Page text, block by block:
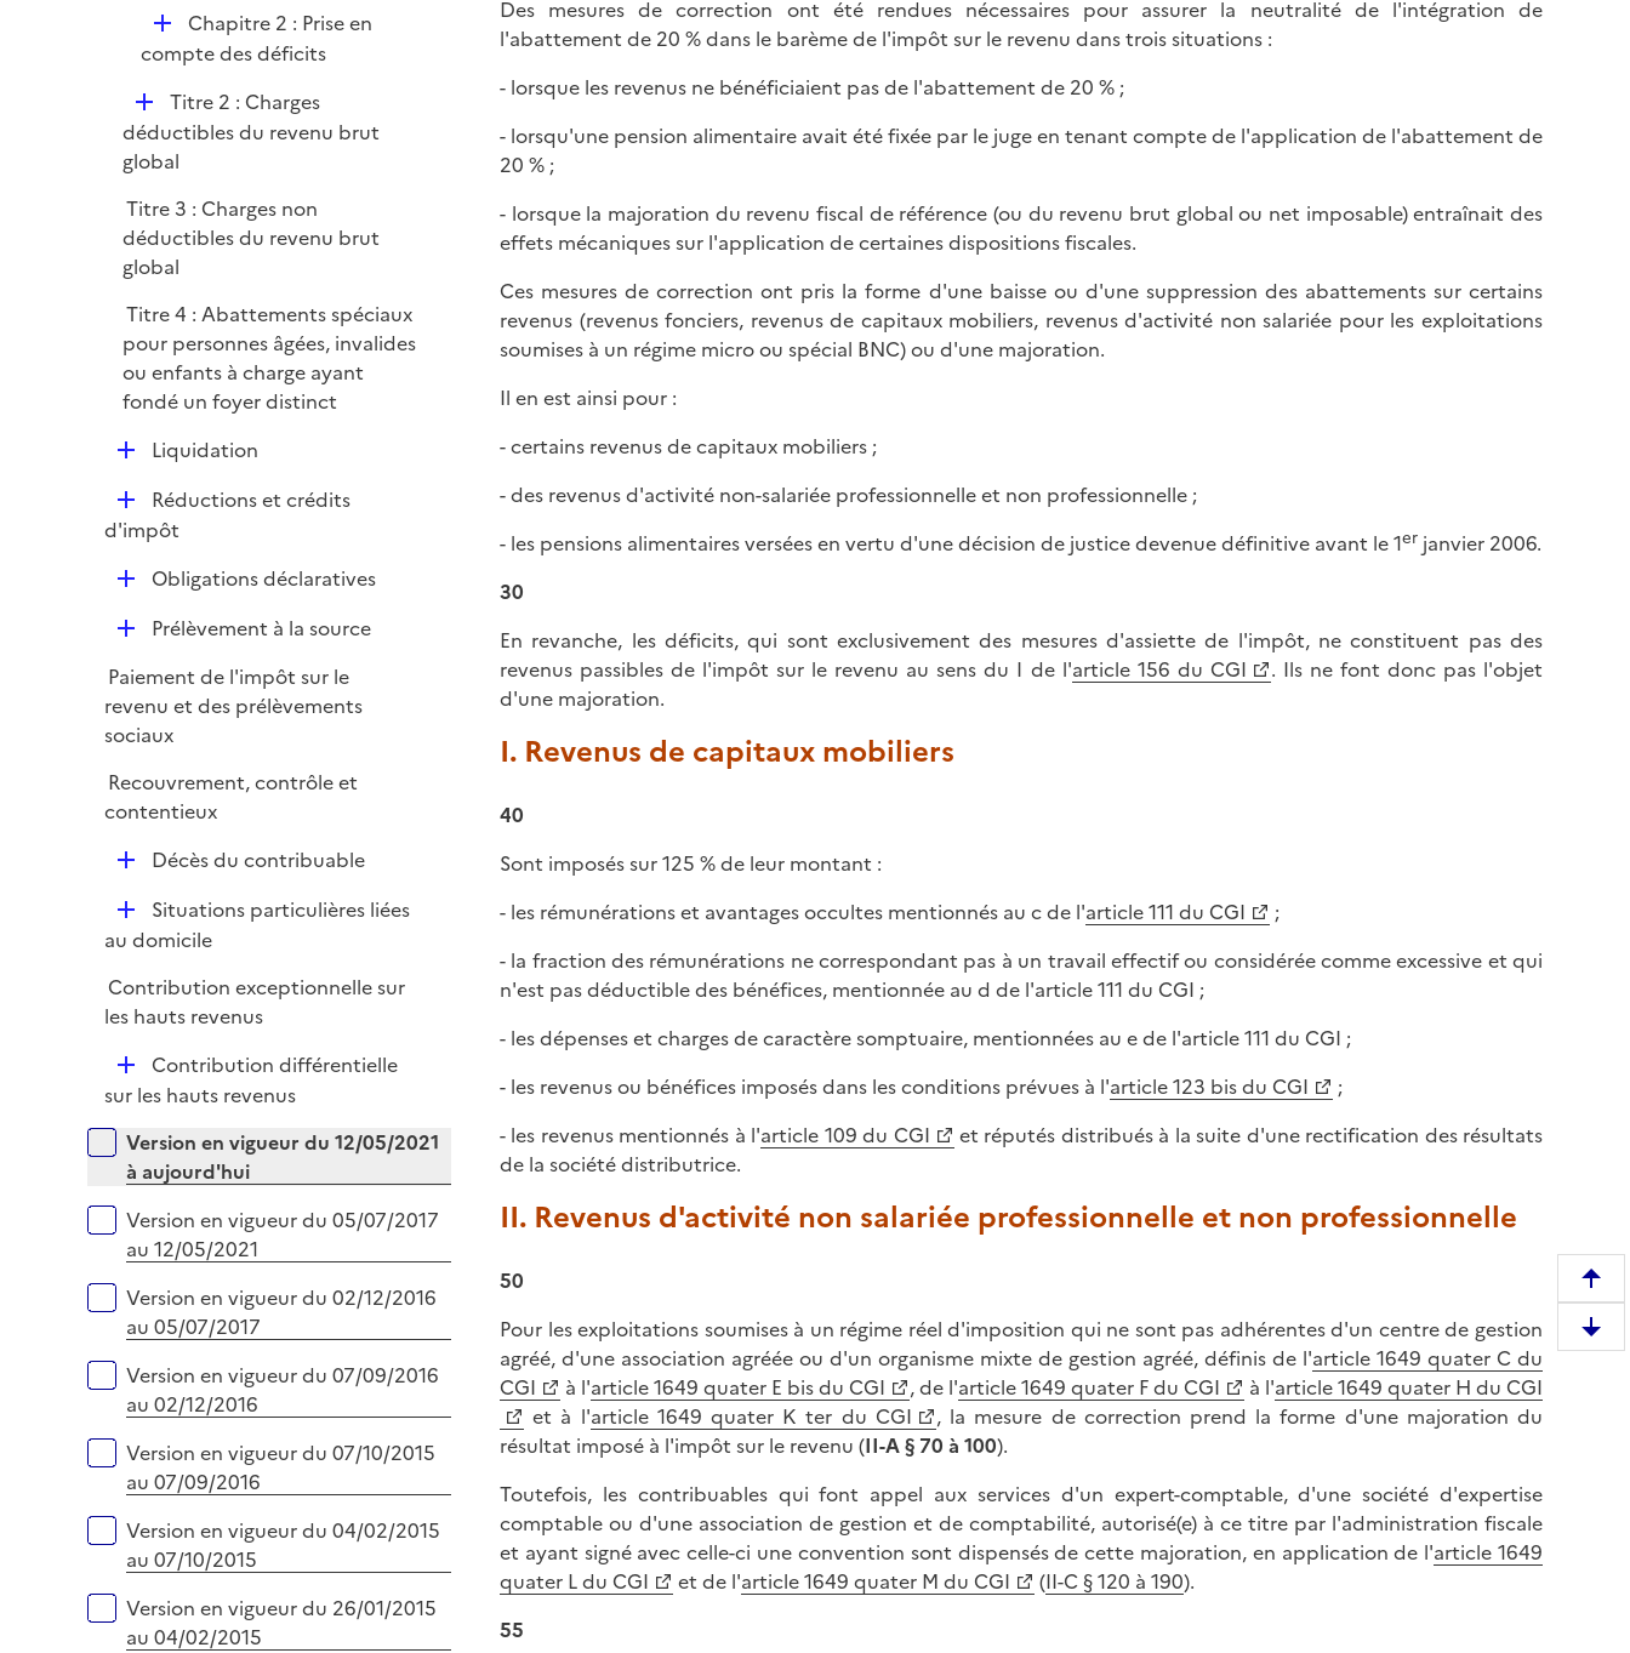
D
é
l
i
e
r
Chapitre 2 : Prise en
compte des déficits
D
é
p
i
e
r
Titre 2 : Charges
déductibles du revenu brut
global
Titre 3 : Charges non
déductibles du revenu brut
global
Titre 4 : Abattements spéciaux
pour personnes âgées, invalides
ou enfants à charge ayant
fondé un foyer distinct
D
l
Liquidation
D
é
r
Réductions et crédits
d'impôt
D
i
e
r
Obligations déclaratives
D
p
l
i
e
r
Prélèvement à la source
Paiement de l'impôt sur le
revenu et des prélèvements
sociaux
Recouvrement, contrôle et
contentieux
D
l
e
r
Décès du contribuable
D
é
l
i
r
Situations particulières liées
au domicile
Contribution exceptionnelle sur
les hauts revenus
D
é
l
i
e
Contribution différentielle
sur les hauts revenus
Versions sur la période
Version en vigueur du 12/05/2021
à aujourd'hui
Version en vigueur du 05/07/2017
au 12/05/2021
Version en vigueur du 02/12/2016
au 05/07/2017
Version en vigueur du 07/09/2016
au 02/12/2016
Version en vigueur du 07/10/2015
au 07/09/2016
Version en vigueur du 04/02/2015
au 07/10/2015
Version en vigueur du 26/01/2015
au 04/02/2015
Des mesures de correction ont été rendues nécessaires pour assurer la neutralité de l'intégration de
l'abattement de 20 % dans le barème de l'impôt sur le revenu dans trois situations :
- lorsque les revenus ne bénéficiaient pas de l'abattement de 20 % ;
- lorsqu'une pension alimentaire avait été fixée par le juge en tenant compte de l'application de l'abattement de
20 % ;
- lorsque la majoration du revenu fiscal de référence (ou du revenu brut global ou net imposable) entraînait des
effets mécaniques sur l'application de certaines dispositions fiscales.
Ces mesures de correction ont pris la forme d'une baisse ou d'une suppression des abattements sur certains
revenus (revenus fonciers, revenus de capitaux mobiliers, revenus d'activité non salariée pour les exploitations
soumises à un régime micro ou spécial BNC) ou d'une majoration.
Il en est ainsi pour :
- certains revenus de capitaux mobiliers ;
- des revenus d'activité non-salariée professionnelle et non professionnelle ;
- les pensions alimentaires versées en vertu d'une décision de justice devenue définitive avant le 1er janvier 2006.
30
En revanche, les déficits, qui sont exclusivement des mesures d'assiette de l'impôt, ne constituent pas des
revenus passibles de l'impôt sur le revenu au sens du I de l'article 156 du CGI
. Ils ne font donc pas l'objet
d'une majoration.
I. Revenus de capitaux mobiliers
40
Sont imposés sur 125 % de leur montant :
- les rémunérations et avantages occultes mentionnés au c de l'article 111 du CGI
;
- la fraction des rémunérations ne correspondant pas à un travail effectif ou considérée comme excessive et qui
n'est pas déductible des bénéfices, mentionnée au d de l'article 111 du CGI ;
- les dépenses et charges de caractère somptuaire, mentionnées au e de l'article 111 du CGI ;
- les revenus ou bénéfices imposés dans les conditions prévues à l'article 123 bis du CGI
;
- les revenus mentionnés à l'article 109 du CGI
et réputés distribués à la suite d'une rectification des résultats
de la société distributrice.
II. Revenus d'activité non salariée professionnelle et non professionnelle
50
Pour les exploitations soumises à un régime réel d'imposition qui ne sont pas adhérentes d'un centre de gestion
agréé, d'une association agréée ou d'un organisme mixte de gestion agréé, définis de l'article 1649 quater C du
CGI
à l'article 1649 quater E bis du CGI , de l'article 1649 quater F du CGI à l'article 1649 quater H du CGI
et à l'article 1649 quater K ter du CGI
, la mesure de correction prend la forme d'une majoration du
résultat imposé à l'impôt sur le revenu (II-A § 70 à 100).
Toutefois, les contribuables qui font appel aux services d'un expert-comptable, d'une société d'expertise
comptable ou d'une association de gestion et de comptabilité, autorisé(e) à ce titre par l'administration fiscale
et ayant signé avec celle-ci une convention sont dispensés de cette majoration, en application de l'article 1649
quater L du CGI
et de l'article 1649 quater M du CGI (II-C § 120 à 190).
55
e
m
D